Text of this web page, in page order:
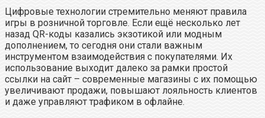
Цифровые технологии стремительно меняют правила
игры в розничной торговле. Если ещё несколько лет
назад QR-коды казались экзотикой или модным
дополнением, то сегодня они стали важным
инструментом взаимодействия с покупателями. Их
использование выходит далеко за рамки простой
ссылки на сайт – современные магазины с их помощью
увеличивают продажи, повышают лояльность клиентов
и даже управляют трафиком в офлайне.